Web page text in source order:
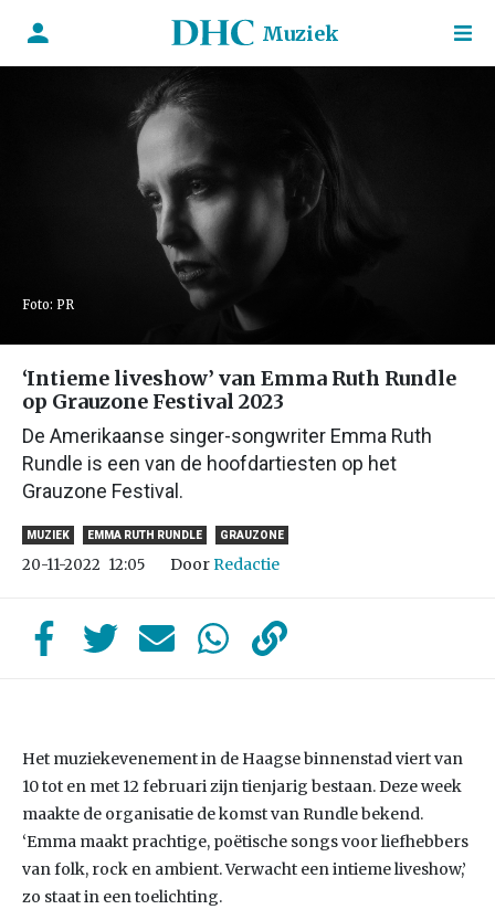
Muziek
Foto: PR
‘Intieme liveshow’ van Emma Ruth Rundle
op Grauzone Festival 2023
De Amerikaanse singer-songwriter Emma Ruth
Rundle is een van de hoofdartiesten op het
Grauzone Festival.
MUZIEK EMMA RUTH RUNDLE GRAUZONE
20-11-2022 12:05 DoorRedactie
Het muziekevenement in de Haagse binnenstad viert van
10 tot en met 12 februari zijn tienjarig bestaan. Deze week
maakte de organisatie de komst van Rundle bekend.
‘Emma maakt prachtige, poëtische songs voor liefhebbers
van folk, rock en ambient. Verwacht een intieme liveshow,’
zo staat in een toelichting.